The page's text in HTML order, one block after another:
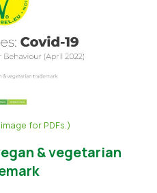
for PDFs.)
& vegetarian